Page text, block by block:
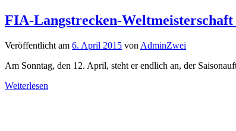
FIA-Langstrecken-
Veröffentlicht am 6. April 2015 von AdminZwei
Am Sonntag, den 12. April, steht er endlich an, der
Weiterlesen